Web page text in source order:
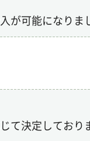
が可能になりま
て決定しており